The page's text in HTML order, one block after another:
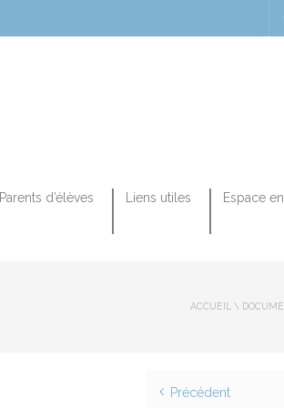
Parents d’élèves Liens utiles Espace
ACCUEIL \
Précédent